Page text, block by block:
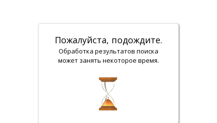
Пожалуйста, подождите.
Обработка результатов поиска
может занять некоторое время.